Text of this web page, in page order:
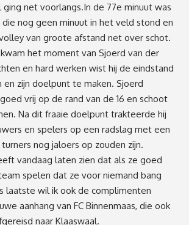
net voorlangs.In de 77e minuut was
die nog geen minuut in het veld stond en
van groote afstand net over schot.
het moment van Sjoerd van der
en hard werken wist hij de eindstand
en zijn doelpunt te maken. Sjoerd
vrij op de rand van de 16 en schoot
Na dit fraaie doelpunt trakteerde hij
en spelers op een radslag met een
nog jaloers op zouden zijn.
vandaag laten zien dat als ze goed
spelen dat ze voor niemand bang
laatste wil ik ook de complimenten
aanhang van FC Binnenmaas, die ook
naar Klaaswaal.